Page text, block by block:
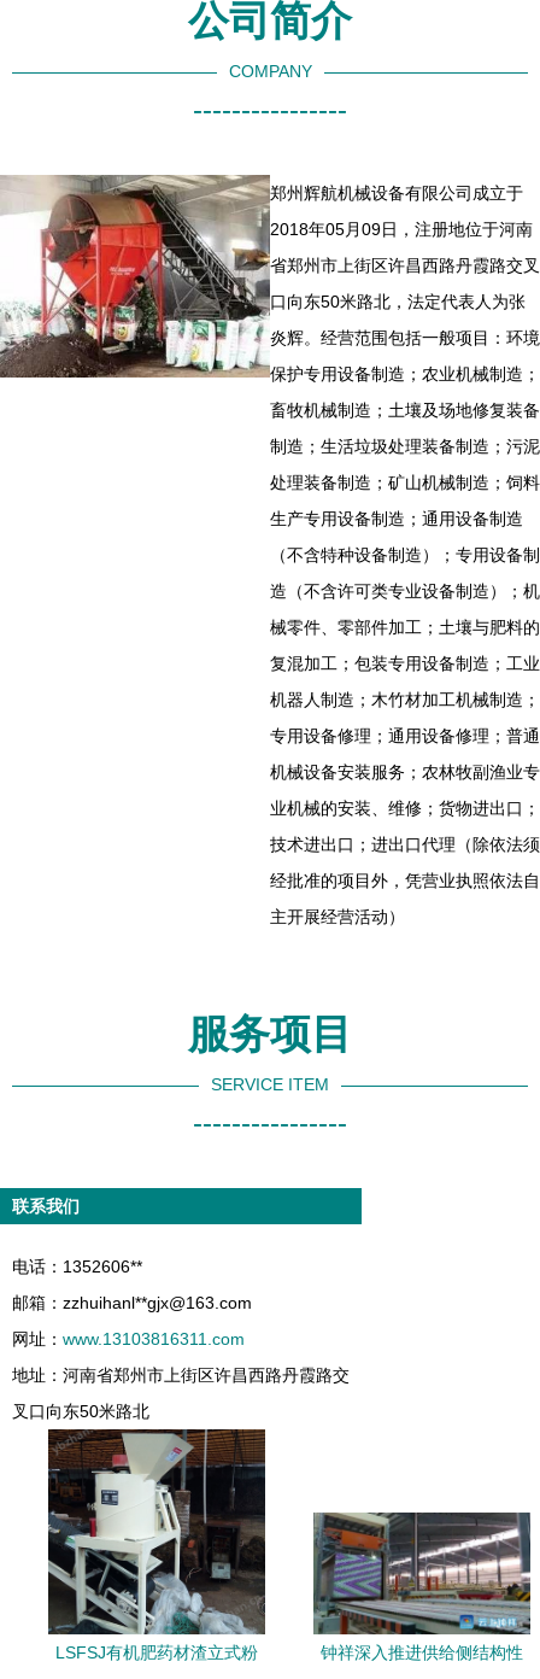
公司简介
COMPANY
----------------
郑州辉航机械设备有限公司成立于
2018年05月09日，注册地位于河南
省郑州市上街区许昌西路丹霞路交叉
口向东50米路北，法定代表人为张
炎辉。经营范围包括一般项目：环境
保护专用设备制造；农业机械制造；
畜牧机械制造；土壤及场地修复装备
制造；生活垃圾处理装备制造；污泥
处理装备制造；矿山机械制造；饲料
生产专用设备制造；通用设备制造
（不含特种设备制造）；专用设备制
造（不含许可类专业设备制造）；机
械零件、零部件加工；土壤与肥料的
复混加工；包装专用设备制造；工业
机器人制造；木竹材加工机械制造；
专用设备修理；通用设备修理；普通
机械设备安装服务；农林牧副渔业专
业机械的安装、维修；货物进出口；
技术进出口；进出口代理（除依法须
经批准的项目外，凭营业执照依法自
主开展经营活动）
服务项目
SERVICE ITEM
----------------
联系我们
电话：1352606**
邮箱：zzhuihanl**gjx@163.com
网址： www.13103816311.com
地址：河南省郑州市上街区许昌西路丹霞路交
叉口向东50米路北
LSFSJ有机肥药材渣立式粉
钟祥深入推进供给侧结构性